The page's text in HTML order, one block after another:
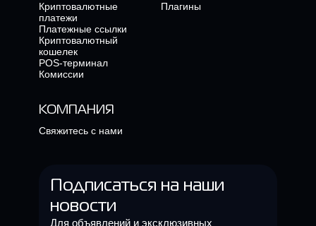
Криптовалютные
платежи
Платежные ссылки
Криптовалютный
кошелек
POS-терминал
Комиссии
Плагины
КОМПАНИЯ
Свяжитесь с нами
Подписаться на наши
новости
Для объявлений и эксклюзивных